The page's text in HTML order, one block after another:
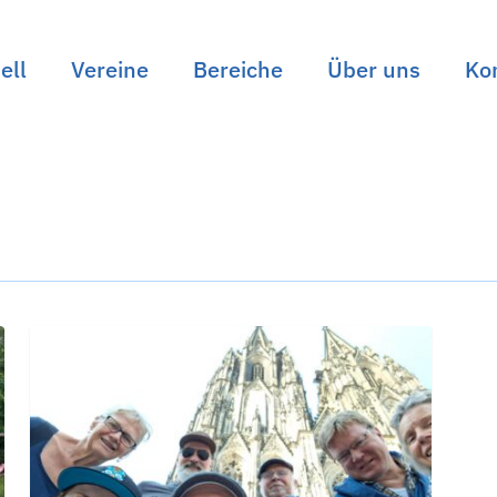
Vereine Bereiche Über uns
Gast
in